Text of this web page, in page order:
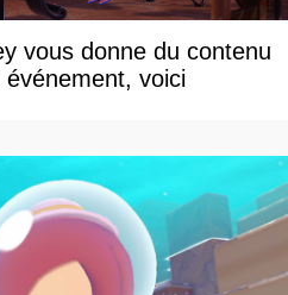
vous donne du contenu
voici